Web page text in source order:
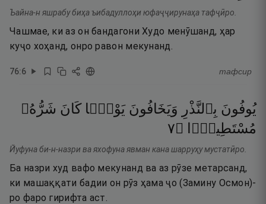
Ъайна-н яшрабу биҳа ъибадуллоҳи юфаҷҷирунаҳа тафҷӣро.
Чашмае, ки аз он бандагони Худо менӯшанд, ҳар
куҷо хоҳанд, онро равон мекунанд.
76:6 тафсир
يُوفُونَ بِٱلنَّذْرِ وَيَخَافُونَ يَوْمًۭا كَانَ شَرُّهُۥ
مُسْتَطِيرًۭا
۝٧
Йуфуна би-н-назри ва яхофуна явман кана шарруҳу мустатӣро.
Ба назри худ вафо мекунанд ва аз рӯзе метарсанд,
ки машаққати бадии он рӯз ҳама ҷо (Замину Осмон)-
ро фаро гирифта аст.